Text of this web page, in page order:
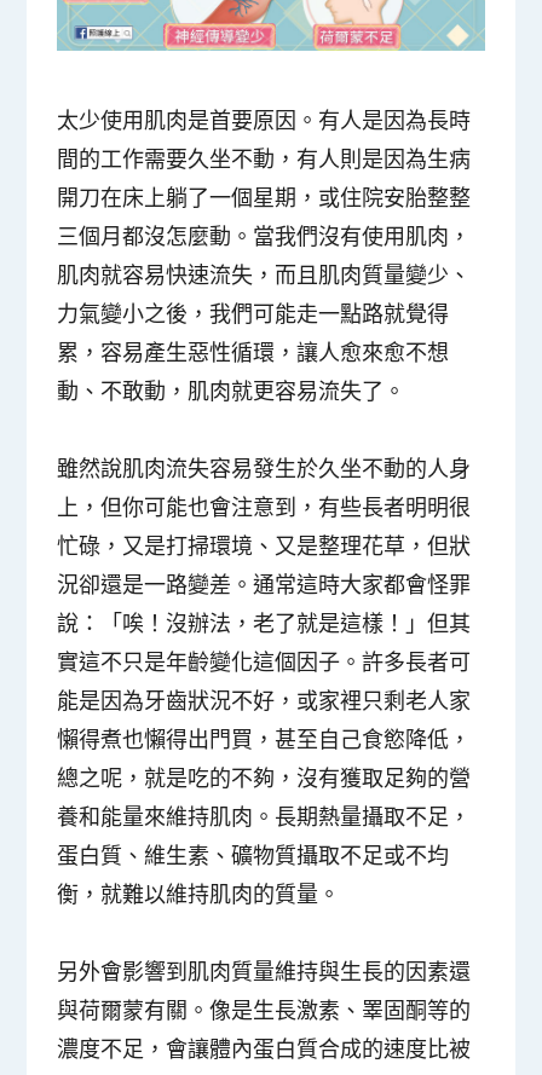
太少使用肌肉是首要原因。有人是因為長時
間的工作需要久坐不動，有人則是因為生病
開刀在床上躺了一個星期，或住院安胎整整
三個月都沒怎麼動。當我們沒有使用肌肉，
肌肉就容易快速流失，而且肌肉質量變少、
力氣變小之後，我們可能走一點路就覺得
累，容易產生惡性循環，讓人愈來愈不想
動、不敢動，肌肉就更容易流失了。
雖然說肌肉流失容易發生於久坐不動的人身
上，但你可能也會注意到，有些長者明明很
忙碌，又是打掃環境、又是整理花草，但狀
況卻還是一路變差。通常這時大家都會怪罪
說：「唉！沒辦法，老了就是這樣！」但其
實這不只是年齡變化這個因子。許多長者可
能是因為牙齒狀況不好，或家裡只剩老人家
懶得煮也懶得出門買，甚至自己食慾降低，
總之呢，就是吃的不夠，沒有獲取足夠的營
養和能量來維持肌肉。長期熱量攝取不足，
蛋白質、維生素、礦物質攝取不足或不均
衡，就難以維持肌肉的質量。
另外會影響到肌肉質量維持與生長的因素還
與荷爾蒙有關。像是生長激素、睪固酮等的
濃度不足，會讓體內蛋白質合成的速度比被